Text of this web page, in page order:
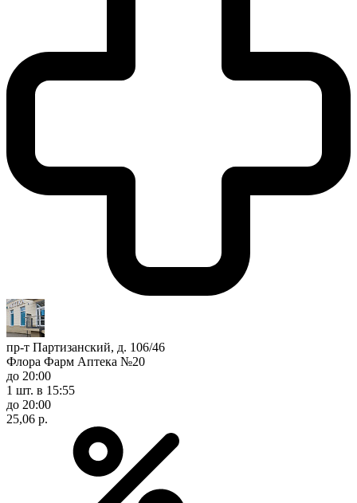
пр-т Партизанский, д. 106/46
Флора Фарм Аптека №20
до 20:00
1 шт. в 15:55
до 20:00
25,06 р.